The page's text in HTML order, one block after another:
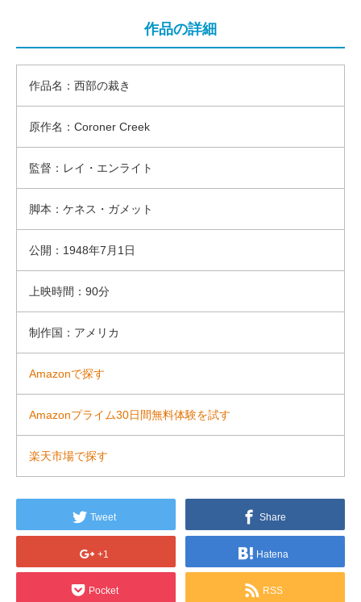
作品の詳細
作品名：西部の裁き
原作名：Coroner Creek
監督：レイ・エンライト
脚本：ケネス・ガメット
公開：1948年7月1日
上映時間：90分
制作国：アメリカ
Amazonで探す
Amazonプライム30日間無料体験を試す
楽天市場で探す
Tweet Share
+1 Hatena
Pocket RSS